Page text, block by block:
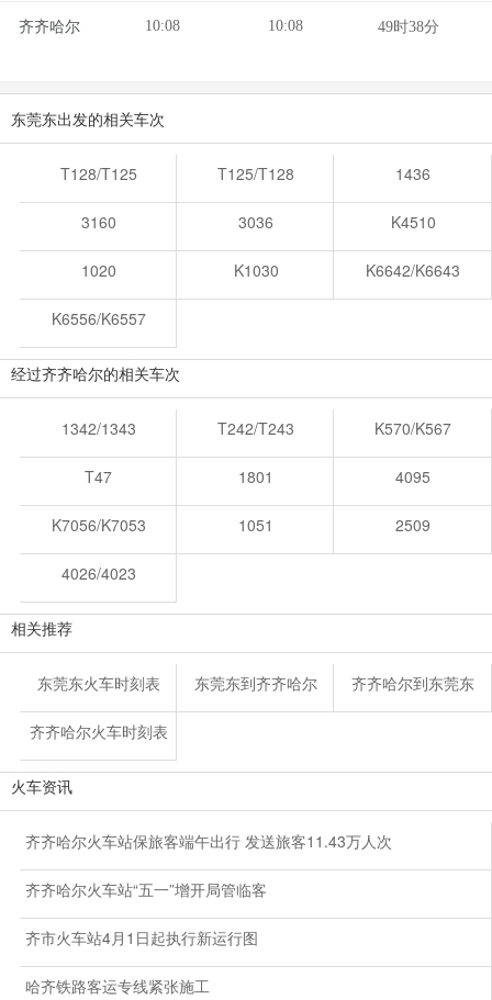
齐齐哈尔 10:08 10:08 49时38分
东莞东出发的相关车次
T128/T125 T125/T128 1436
3160 3036 K4510
1020 K1030 K6642/K6643
K6556/K6557
经过齐齐哈尔的相关车次
1342/1343 T242/T243 K570/K567
T47 1801 4095
K7056/K7053 1051 2509
4026/4023
相关推荐
东莞东火车时刻表 东莞东到齐齐哈尔 齐齐哈尔到东莞东
齐齐哈尔火车时刻表
火车资讯
齐齐哈尔火车站保旅客端午出行 发送旅客11.43万人次
齐齐哈尔火车站“五一”增开局管临客
齐市火车站4月1日起执行新运行图
哈齐铁路客运专线紧张施工